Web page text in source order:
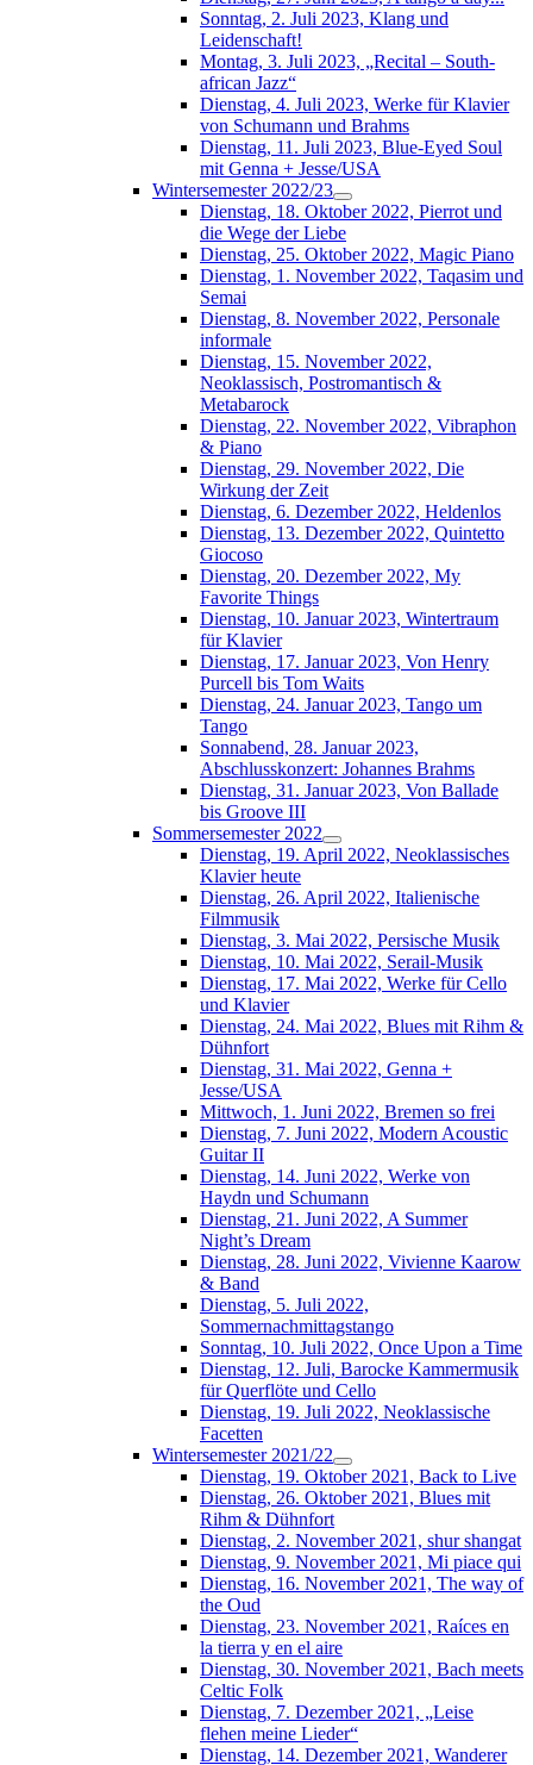
Sonntag, 2. Juli 2023, Klang und
Leidenschaft!
Montag, 3. Juli 2023, „Recital – South-
african Jazz“
Dienstag, 4. Juli 2023, Werke für Klavier
von Schumann und Brahms
Dienstag, 11. Juli 2023, Blue-Eyed Soul
mit Genna + Jesse/USA
Wintersemester 2022/23
Dienstag, 18. Oktober 2022, Pierrot und
die Wege der Liebe
Dienstag, 25. Oktober 2022, Magic Piano
Dienstag, 1. November 2022, Taqasim und
Semai
Dienstag, 8. November 2022, Personale
informale
Dienstag, 15. November 2022,
Neoklassisch, Postromantisch &
Metabarock
Dienstag, 22. November 2022, Vibraphon
& Piano
Dienstag, 29. November 2022, Die
Wirkung der Zeit
Dienstag, 6. Dezember 2022, Heldenlos
Dienstag, 13. Dezember 2022, Quintetto
Giocoso
Dienstag, 20. Dezember 2022, My
Favorite Things
Dienstag, 10. Januar 2023, Wintertraum
für Klavier
Dienstag, 17. Januar 2023, Von Henry
Purcell bis Tom Waits
Dienstag, 24. Januar 2023, Tango um
Tango
Sonnabend, 28. Januar 2023,
Abschlusskonzert: Johannes Brahms
Dienstag, 31. Januar 2023, Von Ballade
bis Groove III
Sommersemester 2022
Dienstag, 19. April 2022, Neoklassisches
Klavier heute
Dienstag, 26. April 2022, Italienische
Filmmusik
Dienstag, 3. Mai 2022, Persische Musik
Dienstag, 10. Mai 2022, Serail-Musik
Dienstag, 17. Mai 2022, Werke für Cello
und Klavier
Dienstag, 24. Mai 2022, Blues mit Rihm &
Dühnfort
Dienstag, 31. Mai 2022, Genna +
Jesse/USA
Mittwoch, 1. Juni 2022, Bremen so frei
Dienstag, 7. Juni 2022, Modern Acoustic
Guitar II
Dienstag, 14. Juni 2022, Werke von
Haydn und Schumann
Dienstag, 21. Juni 2022, A Summer
Night’s Dream
Dienstag, 28. Juni 2022, Vivienne Kaarow
& Band
Dienstag, 5. Juli 2022,
Sommernachmittagstango
Sonntag, 10. Juli 2022, Once Upon a Time
Dienstag, 12. Juli, Barocke Kammermusik
für Querflöte und Cello
Dienstag, 19. Juli 2022, Neoklassische
Facetten
Wintersemester 2021/22
Dienstag, 19. Oktober 2021, Back to Live
Dienstag, 26. Oktober 2021, Blues mit
Rihm & Dühnfort
Dienstag, 2. November 2021, shur shangat
Dienstag, 9. November 2021, Mi piace qui
Dienstag, 16. November 2021, The way of
the Oud
Dienstag, 23. November 2021, Raíces en
la tierra y en el aire
Dienstag, 30. November 2021, Bach meets
Celtic Folk
Dienstag, 7. Dezember 2021, „Leise
flehen meine Lieder“
Dienstag, 14. Dezember 2021, Wanderer